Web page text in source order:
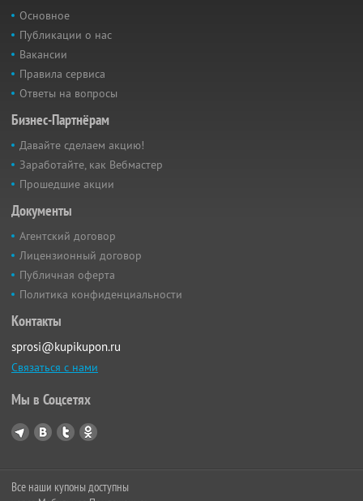
Основное
Публикации о нас
Вакансии
Правила сервиса
Ответы на вопросы
Бизнес-Партнёрам
Давайте сделаем акцию!
Заработайте, как Вебмастер
Прошедшие акции
Документы
Агентский договор
Лицензионный договор
Публичная оферта
Политика конфиденциальности
Контакты
sprosi@kupikupon.ru
Связаться с нами
Мы в Соцсетях
Все наши купоны доступны